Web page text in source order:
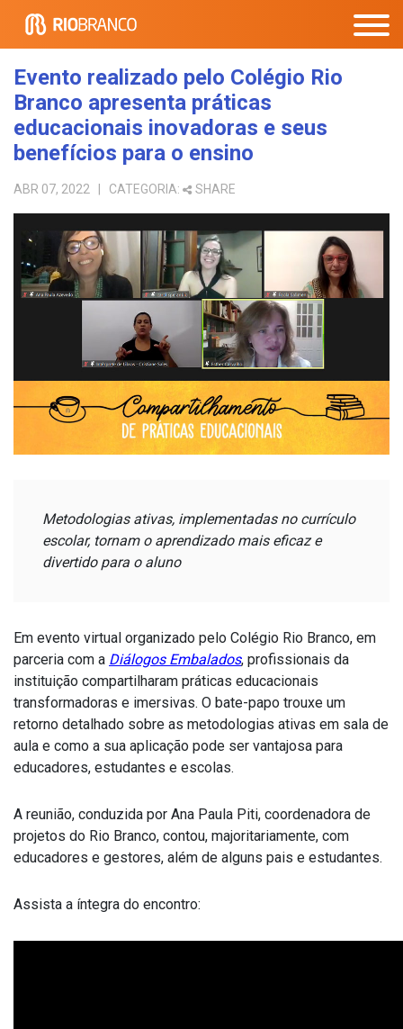
Evento realizado pelo Colégio Rio
Branco apresenta práticas
educacionais inovadoras e seus
benefícios para o ensino
ABR 07, 2022 | CATEGORIA: SHARE
Metodologias ativas, implementadas no currículo
escolar, tornam o aprendizado mais eficaz e
divertido para o aluno
Em evento virtual organizado pelo Colégio Rio Branco, em
parceria com a Diálogos Embalados, profissionais da
instituição compartilharam práticas educacionais
transformadoras e imersivas. O bate-papo trouxe um
retorno detalhado sobre as metodologias ativas em sala de
aula e como a sua aplicação pode ser vantajosa para
educadores, estudantes e escolas.
A reunião, conduzida por Ana Paula Piti, coordenadora de
projetos do Rio Branco, contou, majoritariamente, com
educadores e gestores, além de alguns pais e estudantes.
Assista a íntegra do encontro: